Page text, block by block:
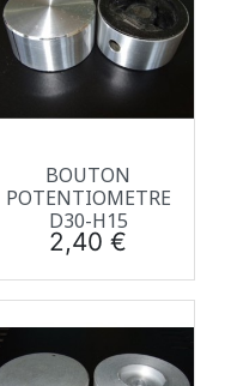
BOUTON
POTENTIOMETRE
D30-H15
Prix
2,40 €